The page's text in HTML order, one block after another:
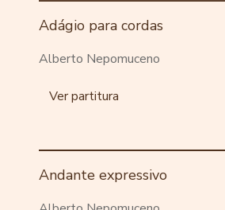
Adágio para cordas
Alberto Nepomuceno
Ver partitura
Andante expressivo